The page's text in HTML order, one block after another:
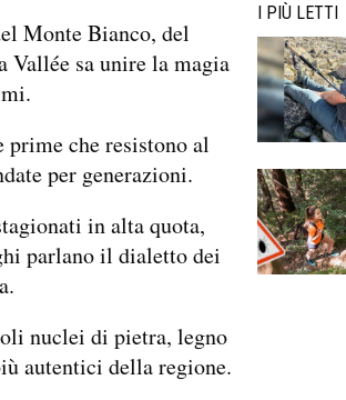
Monte Bianco, del
Vallée sa unire la magia
che resistono al
per generazioni.
in alta quota,
parlano il dialetto dei
nuclei di pietra, legno
autentici della regione.
I PIÙ LETTI